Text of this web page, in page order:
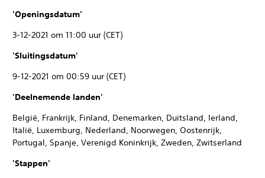
'Openingsdatum'
3-12-2021 om 11:00 uur (CET)
'Sluitingsdatum'
9-12-2021 om 00:59 uur (CET)
'Deelnemende landen'
België, Frankrijk, Finland, Denemarken, Duitsland, Ierland,
Italië, Luxemburg, Nederland, Noorwegen, Oostenrijk,
Portugal, Spanje, Verenigd Koninkrijk, Zweden, Zwitserland
'Stappen'